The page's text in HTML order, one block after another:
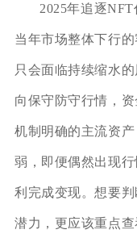
2025年追逐
当年市场整体下行
只会面临持续缩水
向保守防守行情，
机制明确的主流资
弱，即便偶然出现
利完成变现。想要
潜力，更应该重点